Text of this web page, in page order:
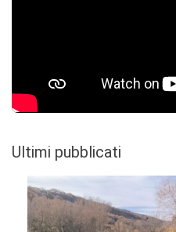
Ultimi pubblicati